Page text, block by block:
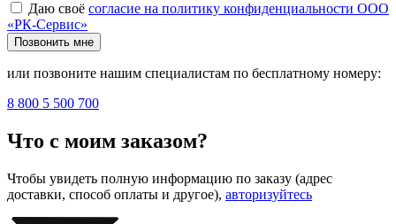
Даю своё согласие на политику конфиденциальности ООО
«РК-Сервис»
Позвонить мне
или позвоните нашим специалистам по бесплатному номеру:
8 800 5 500 700
Что с моим заказом?
Чтобы увидеть полную информацию по заказу (адрес
доставки, способ оплаты и другое), авторизуйтесь